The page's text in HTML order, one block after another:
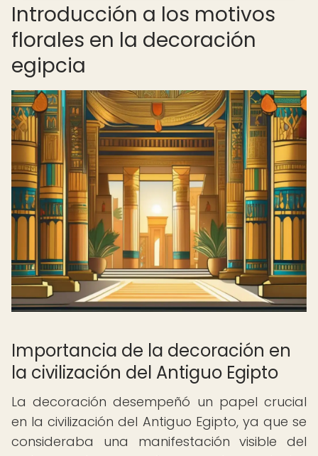
Introducción a los motivos
florales en la decoración
egipcia
Importancia de la decoración en
la civilización del Antiguo Egipto
La decoración desempeñó un papel crucial
en la civilización del Antiguo Egipto, ya que se
consideraba una manifestación visible del